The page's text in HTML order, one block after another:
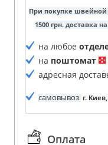
При покупке швейной
1500 грн. доставка
на любое
на поштомат
адресная
самовывоз: г.
Оплата